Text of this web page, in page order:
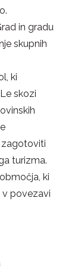
in gradu
skupnih
ki
skozi
turizma.
ki
v povezavi